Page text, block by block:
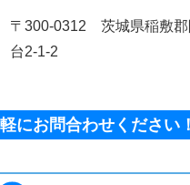
〒300-0312 茨城県稲敷郡
台2-1-2
にお問合わせください！